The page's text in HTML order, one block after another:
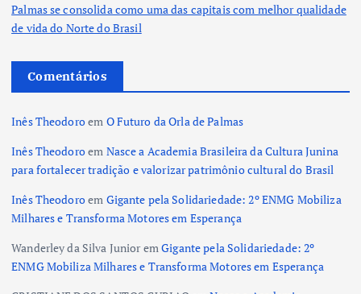
Palmas se consolida como uma das capitais com melhor qualidade
de vida do Norte do Brasil
Comentários
Inês Theodoroem O Futuro da Orla de Palmas
Inês Theodoroem Nasce a Academia Brasileira da Cultura Junina
para fortalecer tradição e valorizar patrimônio cultural do Brasil
Inês Theodoroem Gigante pela Solidariedade: 2º ENMG Mobiliza
Milhares e Transforma Motores em Esperança
Wanderley da Silva JunioremGigante pela Solidariedade: 2º
ENMG Mobiliza Milhares e Transforma Motores em Esperança